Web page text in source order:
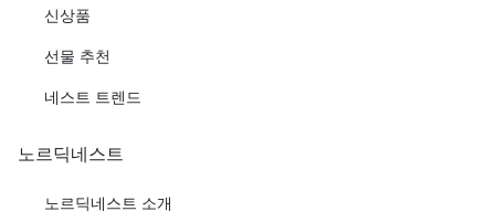
신상품
선물 추천
네스트 트렌드
노르딕네스트
노르딕네스트 소개